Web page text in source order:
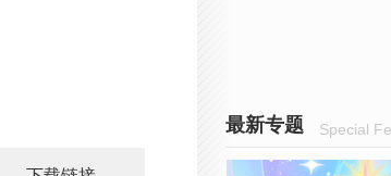
最新专题 Special